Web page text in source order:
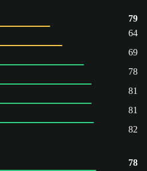
79
64
69
78
81
81
82
78